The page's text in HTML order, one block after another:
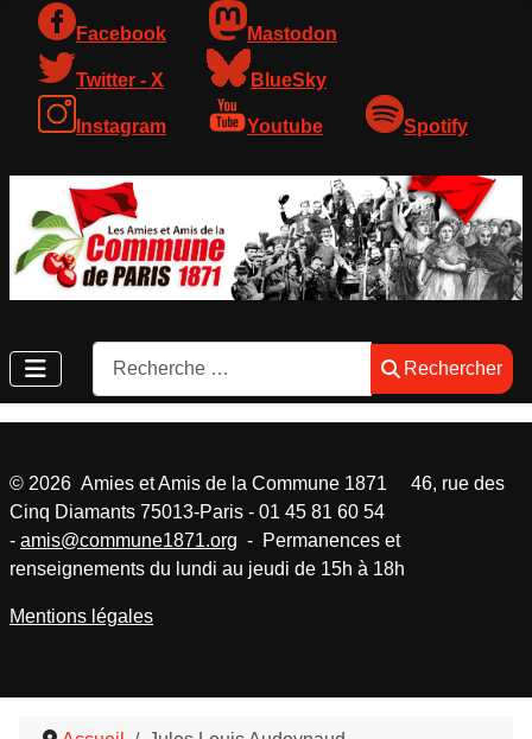
Facebook Mastodon
Twitter - X BlueSky
Instagram Youtube Spotify
Rechercher
Rechercher
© 2026 Amies et Amis de la Commune 1871 46, rue des
Cinq Diamants 75013-Paris - 01 45 81 60 54
- amis@commune1871.org - Permanences et
renseignements du lundi au jeudi de 15h à 18h
Mentions légales